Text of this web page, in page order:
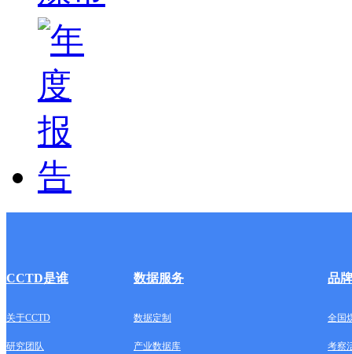
CCTD是谁 数据服务 品
关于CCTD 数据定制 全国
研究团队 产业数据库 考察